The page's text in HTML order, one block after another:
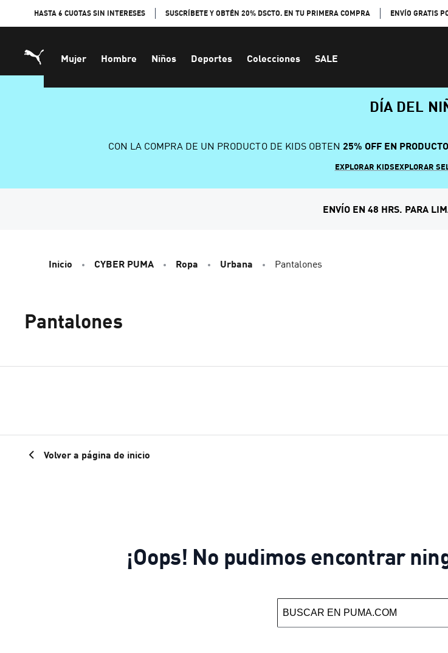
HASTA 6 CUOTAS SIN INTERESES SUSCRÍBETE Y OBTÉN 20% DSCTO. EN TU PRIMERA COMPRA ENVÍO GRATIS
Mujer Hombre Niños Deportes Colecciones SALE
DÍA DEL
CON LA COMPRA DE UN PRODUCTO DE KIDS OBTEN 25% OFF EN
EXPLORAR KIDSEXPLORAR
ENVÍO EN 48 HRS. PARA
Inicio CYBER PUMA Ropa Urbana Pantalones
Pantalones
Volver a página de inicio
¡Oops! No pudimos encontrar